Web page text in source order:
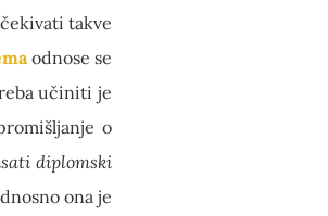
takve
odnose se
učiniti je
o
diplomski
ona je